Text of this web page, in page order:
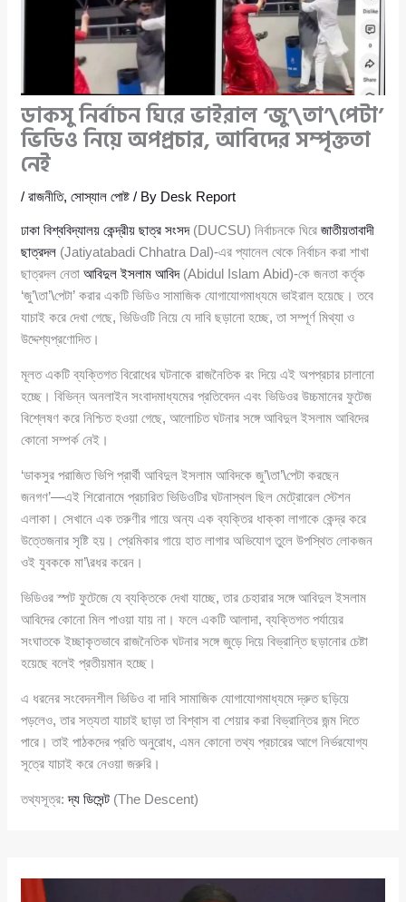
ডাকসু নির্বাচন ঘিরে ভাইরাল ‘জু’\তা’\পেটা’
ভিডিও নিয়ে অপপ্রচার, আবিদের সম্পৃক্ততা
নেই
/রাজনীতি,সোস্যাল পোষ্ট / By Desk Report
ঢাকা বিশ্ববিদ্যালয় কেন্দ্রীয় ছাত্র সংসদ(DUCSU) নির্বাচনকে ঘিরেজাতীয়তাবাদী
ছাত্রদল (Jatiyatabadi Chhatra Dal)-এর প্যানেল থেকে নির্বাচন করা শাখা
ছাত্রদল নেতাআবিদুল ইসলাম আবিদ(Abidul Islam Abid)-কে জনতা কর্তৃক
‘জু’\তা’\পেটা’ করার একটি ভিডিও সামাজিক যোগাযোগমাধ্যমে ভাইরাল হয়েছে। তবে
যাচাই করে দেখা গেছে, ভিডিওটি নিয়ে যে দাবি ছড়ানো হচ্ছে, তা সম্পূর্ণ মিথ্যা ও
উদ্দেশ্যপ্রণোদিত।
মূলত একটি ব্যক্তিগত বিরোধের ঘটনাকে রাজনৈতিক রং দিয়ে এই অপপ্রচার চালানো
হচ্ছে। বিভিন্ন অনলাইন সংবাদমাধ্যমের প্রতিবেদন এবং ভিডিওর উচ্চমানের ফুটেজ
বিশ্লেষণ করে নিশ্চিত হওয়া গেছে, আলোচিত ঘটনার সঙ্গে আবিদুল ইসলাম আবিদের
কোনো সম্পর্ক নেই।
‘ডাকসুর পরাজিত ভিপি প্রার্থী আবিদুল ইসলাম আবিদকে জু’\তা’\পেটা করছেন
জনগণ’—এই শিরোনামে প্রচারিত ভিডিওটির ঘটনাস্থল ছিল মেট্রোরেল স্টেশন
এলাকা। সেখানে এক তরুণীর গায়ে অন্য এক ব্যক্তির ধাক্কা লাগাকে কেন্দ্র করে
উত্তেজনার সৃষ্টি হয়। প্রেমিকার গায়ে হাত লাগার অভিযোগ তুলে উপস্থিত লোকজন
ওই যুবককে মা’\রধর করেন।
ভিডিওর স্পট ফুটেজে যে ব্যক্তিকে দেখা যাচ্ছে, তার চেহারার সঙ্গে আবিদুল ইসলাম
আবিদের কোনো মিল পাওয়া যায় না। ফলে একটি আলাদা, ব্যক্তিগত পর্যায়ের
সংঘাতকে ইচ্ছাকৃতভাবে রাজনৈতিক ঘটনার সঙ্গে জুড়ে দিয়ে বিভ্রান্তি ছড়ানোর চেষ্টা
হয়েছে বলেই প্রতীয়মান হচ্ছে।
এ ধরনের সংবেদনশীল ভিডিও বা দাবি সামাজিক যোগাযোগমাধ্যমে দ্রুত ছড়িয়ে
পড়লেও, তার সত্যতা যাচাই ছাড়া তা বিশ্বাস বা শেয়ার করা বিভ্রান্তির জন্ম দিতে
পারে। তাই পাঠকদের প্রতি অনুরোধ, এমন কোনো তথ্য প্রচারের আগে নির্ভরযোগ্য
সূত্রে যাচাই করে নেওয়া জরুরি।
তথ্যসূত্র:দ্য ডিসেন্ট (The Descent)